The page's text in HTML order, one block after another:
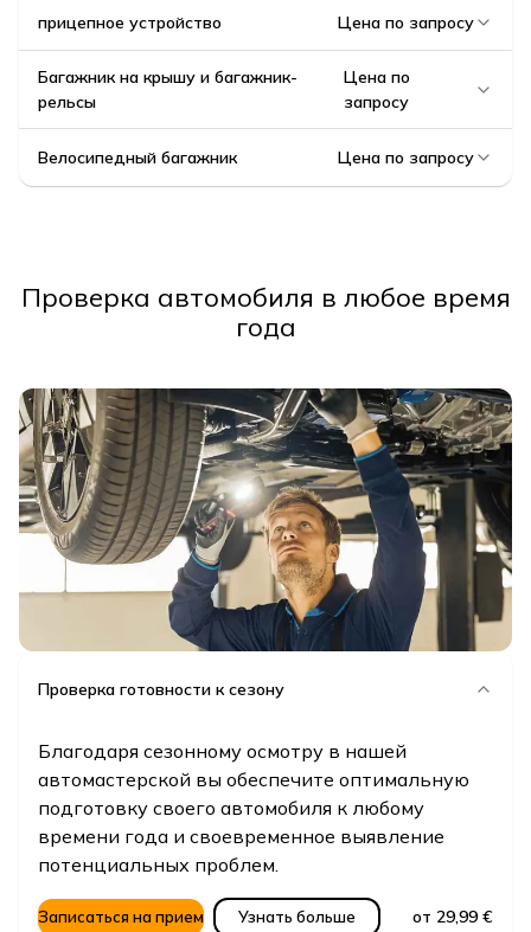
прицепное устройство Цена по запросу
Багажник на крышу и багажник-
рельсы
Цена по
запросу
Велосипедный багажник Цена по запросу
Проверка автомобиля в любое время
года
Проверка готовности к сезону
Благодаря сезонному осмотру в нашей
автомастерской вы обеспечите оптимальную
подготовку своего автомобиля к любому
времени года и своевременное выявление
потенциальных проблем.
Записаться на прием Узнать больше от 29,99 €